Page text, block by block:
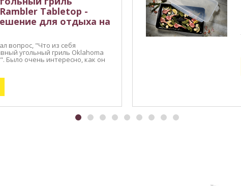
Tabletop -
для отдыха на
вопрос, "Что из себя
угольный гриль Oklahoma
Было очень интересно, как он